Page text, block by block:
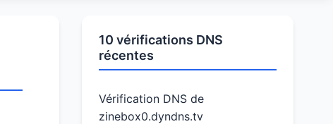
10 vérifications DNS
récentes
Vérification DNS de
zinebox0.dyndns.tv